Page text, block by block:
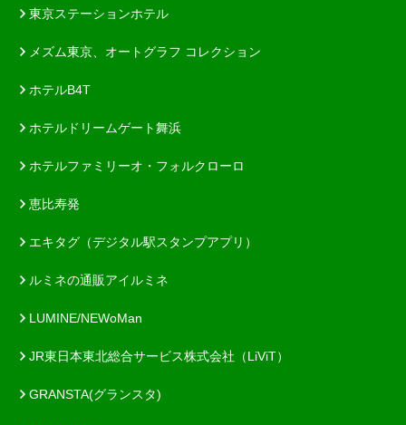
東京ステーションホテル
メズム東京、オートグラフ コレクション
ホテルB4T
ホテルドリームゲート舞浜
ホテルファミリーオ・フォルクローロ
恵比寿発
エキタグ（デジタル駅スタンプアプリ）
ルミネの通販アイルミネ
LUMINE/NEWoMan
JR東日本東北総合サービス株式会社（LiViT）
GRANSTA(グランスタ)